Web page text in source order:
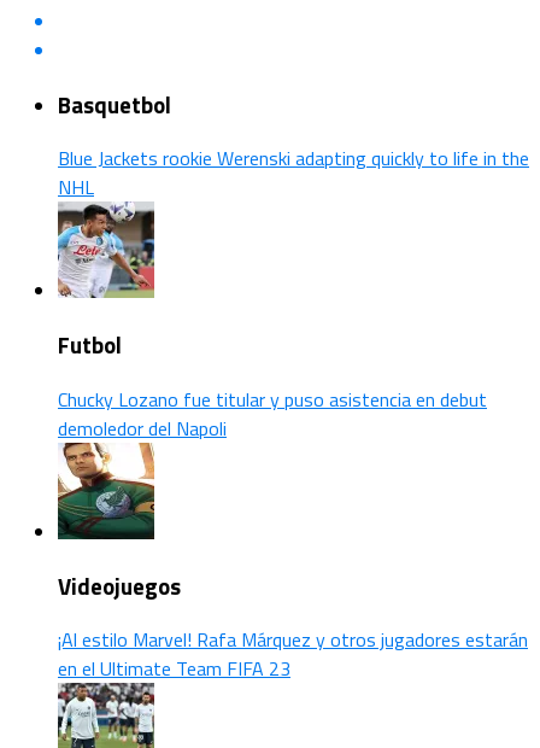
Basquetbol
Blue Jackets rookie Werenski adapting quickly to life in the
NHL
Futbol
Chucky Lozano fue titular y puso asistencia en debut
demoledor del Napoli
Videojuegos
¡Al estilo Marvel! Rafa Márquez y otros jugadores estarán
en el Ultimate Team FIFA 23